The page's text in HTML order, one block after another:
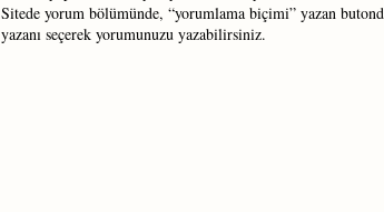
Sitede yorum bölümünde, “yorumlama biçimi” yazan
yazanı seçerek yorumunuzu yazabilirsiniz.